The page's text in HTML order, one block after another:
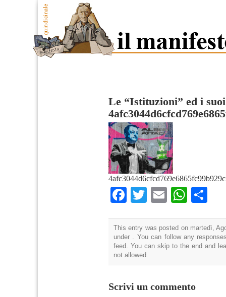
Le “Istituzioni” ed i
Facebook
TwitterEmail
This entry was posted on martedì,
under . You can follow any
feed. You can skip to the end and
not allowed.
Scrivi un commento